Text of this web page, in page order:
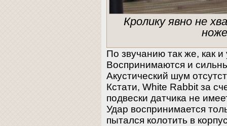
Кролику явно не
По звучанию так же, как
Воспринимаются и
Акустический шум
Кстати, White Rabbit за
подвески датчика не
Удар воспринимается
пытался колотить в